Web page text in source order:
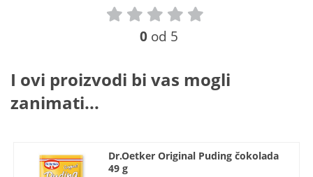
0 od 5
I ovi proizvodi bi vas mogli
zanimati...
Dr.Oetker Original Puding čokolada
49 g